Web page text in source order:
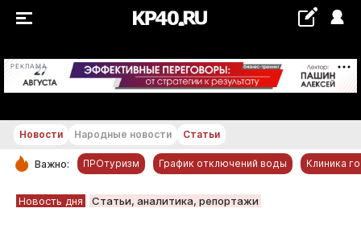
РЕКЛАМА +18...+19 °С
РУБРИКИ
Новости Народные новости Статьи
Важно: ПРОтуризм График отключений воды Клиника
Новость дня Статьи, аналитика, репортажи